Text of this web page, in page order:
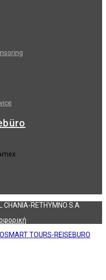
CHANIA-RETHYMNO S.A
SMART TOURS-REISEBURO